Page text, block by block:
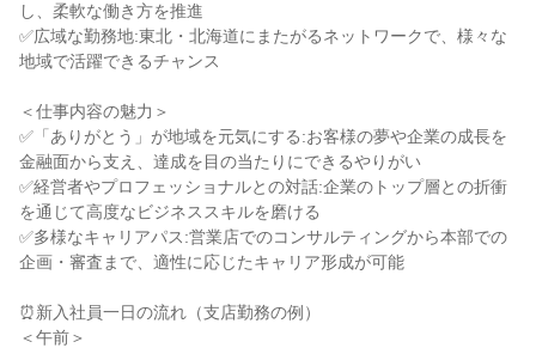
し、柔軟な働き方を推進
✅広域な勤務地:東北・北海道にまたがるネットワークで、様々な
地域で活躍できるチャンス
＜仕事内容の魅力＞
✅「ありがとう」が地域を元気にする:お客様の夢や企業の成長を
金融面から支え、達成を目の当たりにできるやりがい
✅経営者やプロフェッショナルとの対話:企業のトップ層との折衝
を通じて高度なビジネススキルを磨ける
✅多様なキャリアパス:営業店でのコンサルティングから本部での
企画・審査まで、適性に応じたキャリア形成が可能
⏰新入社員一日の流れ（支店勤務の例）
＜午前＞